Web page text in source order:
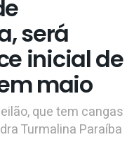
será
inicial de
maio
que tem cangas
Turmalina Paraíba